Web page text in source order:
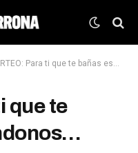
Para ti que te bañas escuchándonos…
que te